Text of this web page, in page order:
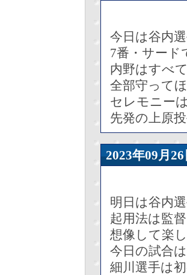
今日は谷内
7番・サード
内野はすべ
全部守って
セレモニー
先発の上原
2023年09
明日は谷内
起用法は監
想像して楽
今日の試合
細川選手は